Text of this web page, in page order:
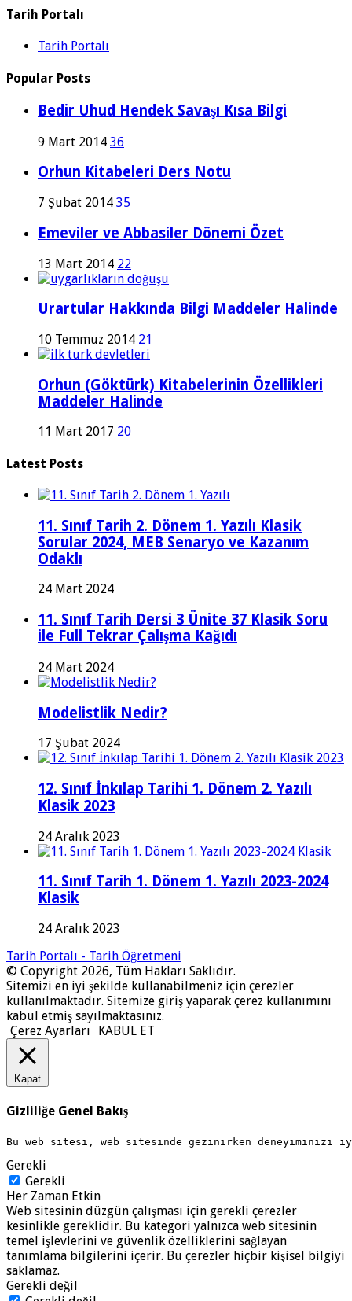
Tarih Portalı
Tarih Portalı
Popular Posts
Bedir Uhud Hendek Savaşı Kısa Bilgi
9 Mart 2014 36
Orhun Kitabeleri Ders Notu
7 Şubat 2014 35
Emeviler ve Abbasiler Dönemi Özet
13 Mart 2014 22
Urartular Hakkında Bilgi Maddeler Halinde
10 Temmuz 2014 21
Orhun (Göktürk) Kitabelerinin Özellikleri
Maddeler Halinde
11 Mart 2017 20
Latest Posts
11. Sınıf Tarih 2. Dönem 1. Yazılı Klasik
Sorular 2024, MEB Senaryo ve Kazanım
Odaklı
24 Mart 2024
11. Sınıf Tarih Dersi 3 Ünite 37 Klasik Soru
ile Full Tekrar Çalışma Kağıdı
24 Mart 2024
Modelistlik Nedir?
17 Şubat 2024
12. Sınıf İnkılap Tarihi 1. Dönem 2. Yazılı
Klasik 2023
24 Aralık 2023
11. Sınıf Tarih 1. Dönem 1. Yazılı 2023-2024
Klasik
24 Aralık 2023
Tarih Portalı - Tarih Öğretmeni
© Copyright 2026, Tüm Hakları Saklıdır.
Sitemizi en iyi şekilde kullanabilmeniz için çerezler
kullanılmaktadır. Sitemize giriş yaparak çerez kullanımını
kabul etmiş sayılmaktasınız.
Çerez Ayarları
KABUL ET
Kapat
Gizliliğe Genel Bakış
Bu web sitesi, web sitesinde gezinirken deneyiminizi
Gerekli
Gerekli
Her Zaman Etkin
Web sitesinin düzgün çalışması için gerekli çerezler
kesinlikle gereklidir. Bu kategori yalnızca web sitesinin
temel işlevlerini ve güvenlik özelliklerini sağlayan
tanımlama bilgilerini içerir. Bu çerezler hiçbir kişisel bilgiyi
saklamaz.
Gerekli değil